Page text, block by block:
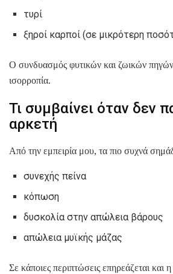
τυρί
ξηροί καρποί (σε μικρότερη
Ο συνδυασμός φυτικών και ζωικών πηγών
ισορροπία.
Τι συμβαίνει όταν δεν
αρκετή
Από την εμπειρία μου, τα πιο συχνά
συνεχής πείνα
κόπωση
δυσκολία στην απώλεια βάρους
απώλεια μυϊκής μάζας
Σε κάποιες περιπτώσεις επηρεάζεται και